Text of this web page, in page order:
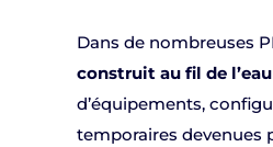
Dans de nombreuses
construit au fil de l’eau
d’équipements,
temporaires devenues